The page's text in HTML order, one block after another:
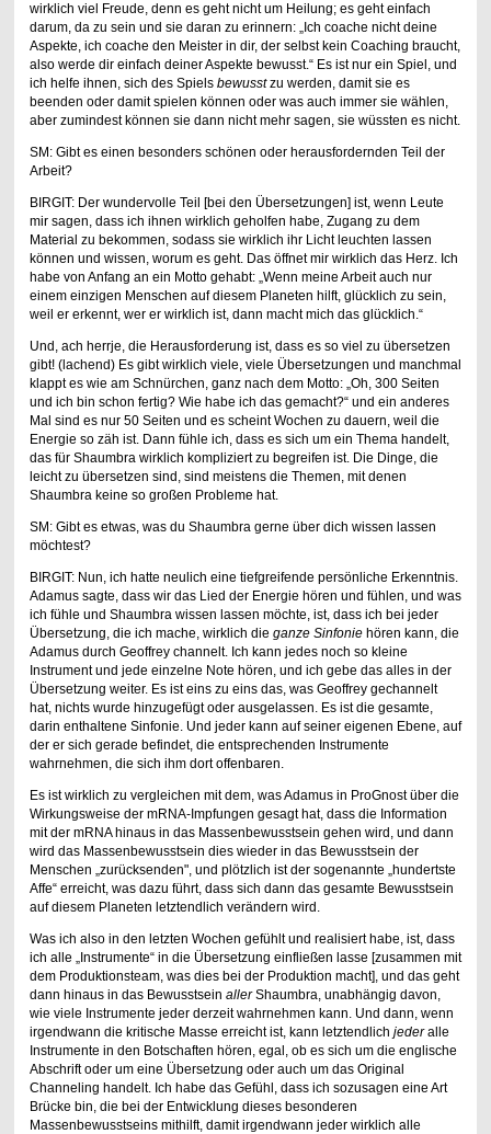
wirklich viel Freude, denn es geht nicht um Heilung; es geht einfach
darum, da zu sein und sie daran zu erinnern: „Ich coache nicht deine
Aspekte, ich coache den Meister in dir, der selbst kein Coaching braucht,
also werde dir einfach deiner Aspekte bewusst.“ Es ist nur ein Spiel, und
ich helfe ihnen, sich des Spiels bewusstzu werden, damit sie es
beenden oder damit spielen können oder was auch immer sie wählen,
aber zumindest können sie dann nicht mehr sagen, sie wüssten es nicht.
SM: Gibt es einen besonders schönen oder herausfordernden Teil der
Arbeit?
BIRGIT: Der wundervolle Teil [bei den Übersetzungen] ist, wenn Leute
mir sagen, dass ich ihnen wirklich geholfen habe, Zugang zu dem
Material zu bekommen, sodass sie wirklich ihr Licht leuchten lassen
können und wissen, worum es geht. Das öffnet mir wirklich das Herz. Ich
habe von Anfang an ein Motto gehabt: „Wenn meine Arbeit auch nur
einem einzigen Menschen auf diesem Planeten hilft, glücklich zu sein,
weil er erkennt, wer er wirklich ist, dann macht mich das glücklich.“
Und, ach herrje, die Herausforderung ist, dass es so viel zu übersetzen
gibt! (lachend) Es gibt wirklich viele, viele Übersetzungen und manchmal
klappt es wie am Schnürchen, ganz nach dem Motto: „Oh, 300 Seiten
und ich bin schon fertig? Wie habe ich das gemacht?“ und ein anderes
Mal sind es nur 50 Seiten und es scheint Wochen zu dauern, weil die
Energie so zäh ist. Dann fühle ich, dass es sich um ein Thema handelt,
das für Shaumbra wirklich kompliziert zu begreifen ist. Die Dinge, die
leicht zu übersetzen sind, sind meistens die Themen, mit denen
Shaumbra keine so großen Probleme hat.
SM: Gibt es etwas, was du Shaumbra gerne über dich wissen lassen
möchtest?
BIRGIT: Nun, ich hatte neulich eine tiefgreifende persönliche Erkenntnis.
Adamus sagte, dass wir das Lied der Energie hören und fühlen, und was
ich fühle und Shaumbra wissen lassen möchte, ist, dass ich bei jeder
Übersetzung, die ich mache, wirklich die ganze Sinfoniehören kann, die
Adamus durch Geoffrey channelt. Ich kann jedes noch so kleine
Instrument und jede einzelne Note hören, und ich gebe das alles in der
Übersetzung weiter. Es ist eins zu eins das, was Geoffrey gechannelt
hat, nichts wurde hinzugefügt oder ausgelassen. Es ist die gesamte,
darin enthaltene Sinfonie. Und jeder kann auf seiner eigenen Ebene, auf
der er sich gerade befindet, die entsprechenden Instrumente
wahrnehmen, die sich ihm dort offenbaren.
Es ist wirklich zu vergleichen mit dem, was Adamus in ProGnost über die
Wirkungsweise der mRNA-Impfungen gesagt hat, dass die Information
mit der mRNA hinaus in das Massenbewusstsein gehen wird, und dann
wird das Massenbewusstsein dies wieder in das Bewusstsein der
Menschen „zurücksenden", und plötzlich ist der sogenannte „hundertste
Affe“ erreicht, was dazu führt, dass sich dann das gesamte Bewusstsein
auf diesem Planeten letztendlich verändern wird.
Was ich also in den letzten Wochen gefühlt und realisiert habe, ist, dass
ich alle „Instrumente“ in die Übersetzung einfließen lasse [zusammen mit
dem Produktionsteam, was dies bei der Produktion macht], und das geht
dann hinaus in das Bewusstsein allerShaumbra, unabhängig davon,
wie viele Instrumente jeder derzeit wahrnehmen kann. Und dann, wenn
irgendwann die kritische Masse erreicht ist, kann letztendlich jederalle
Instrumente in den Botschaften hören, egal, ob es sich um die englische
Abschrift oder um eine Übersetzung oder auch um das Original
Channeling handelt. Ich habe das Gefühl, dass ich sozusagen eine Art
Brücke bin, die bei der Entwicklung dieses besonderen
Massenbewusstseins mithilft, damit irgendwann jeder wirklich alle